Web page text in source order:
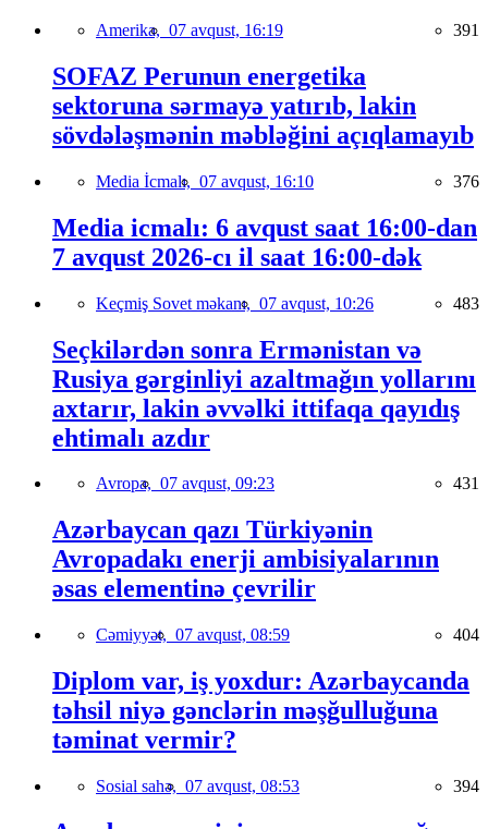
Amerika, 07 avqust, 16:19 391
SOFAZ Perunun energetika
sektoruna sərmayə yatırıb, lakin
sövdələşmənin məbləğini açıqlamayıb
Media İcmalı, 07 avqust, 16:10 376
Media icmalı: 6 avqust saat 16:00-dan
7 avqust 2026-cı il saat 16:00-dək
Keçmiş Sovet məkanı, 07 avqust, 10:26 483
Seçkilərdən sonra Ermənistan və
Rusiya gərginliyi azaltmağın yollarını
axtarır, lakin əvvəlki ittifaqa qayıdış
ehtimalı azdır
Avropa, 07 avqust, 09:23 431
Azərbaycan qazı Türkiyənin
Avropadakı enerji ambisiyalarının
əsas elementinə çevrilir
Cəmiyyət, 07 avqust, 08:59 404
Diplom var, iş yoxdur: Azərbaycanda
təhsil niyə gənclərin məşğulluğuna
təminat vermir?
Sosial sahə, 07 avqust, 08:53 394